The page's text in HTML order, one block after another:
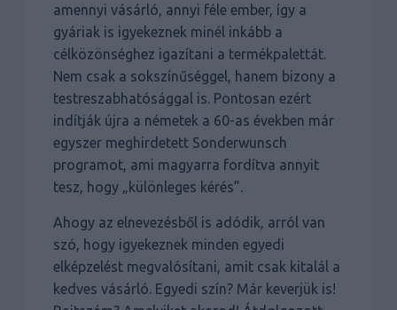
amennyi vásárló, annyi féle ember, így a
gyáriak is igyekeznek minél inkább a
célközönséghez igazítani a termékpalettát.
Nem csak a sokszínűséggel, hanem bizony a
testreszabhatósággal is. Pontosan ezért
indítják újra a németek a 60-as években már
egyszer meghirdetett Sonderwunsch
programot, ami magyarra fordítva annyit
tesz, hogy „különleges kérés”.
Ahogy az elnevezésből is adódik, arról van
szó, hogy igyekeznek minden egyedi
elképzelést megvalósítani, amit csak kitalál a
kedves vásárló. Egyedi szín? Már keverjük is!